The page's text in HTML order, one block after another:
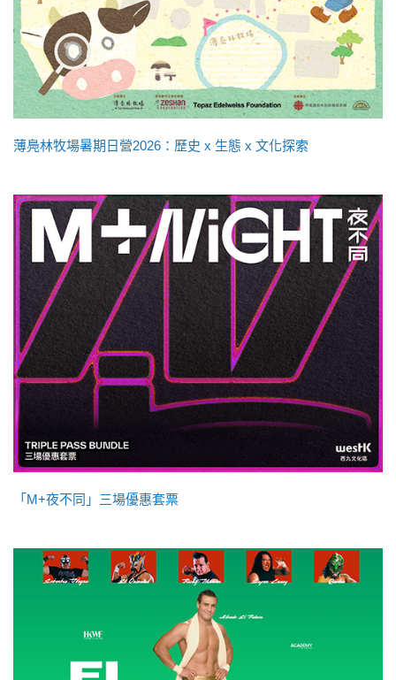
薄鳧林牧場暑期日營2026：歷史 x 生態 x 文化探索
「M+夜不同」三場優惠套票